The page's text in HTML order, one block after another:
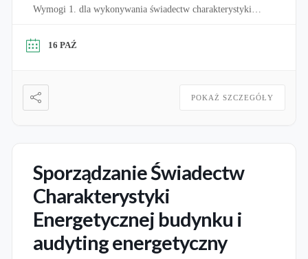
Wymogi 1. dla wykonywania świadectw charakterystyki
energetycznej budynków świadectwa charakterystyki
16 PAŹ
POKAŻ SZCZEGÓŁY
Sporządzanie Świadectw
Charakterystyki
Energetycznej budynku i
audyting energetyczny